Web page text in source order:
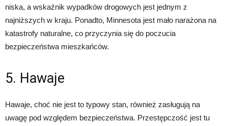
niska, a wskaźnik wypadków drogowych jest jednym z
najniższych w kraju. Ponadto, Minnesota jest mało narażona na
katastrofy naturalne, co przyczynia się do poczucia
bezpieczeństwa mieszkańców.
5. Hawaje
Hawaje, choć nie jest to typowy stan, również zasługują na
uwagę pod względem bezpieczeństwa. Przestępczość jest tu